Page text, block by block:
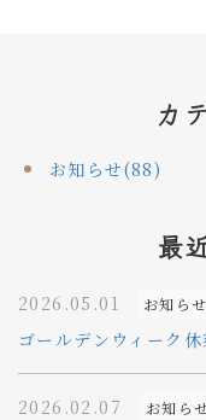
カ
お知らせ(88)
最
2026.05.01 お知らせ
ゴールデンウィーク
2026.02.07 お知ら